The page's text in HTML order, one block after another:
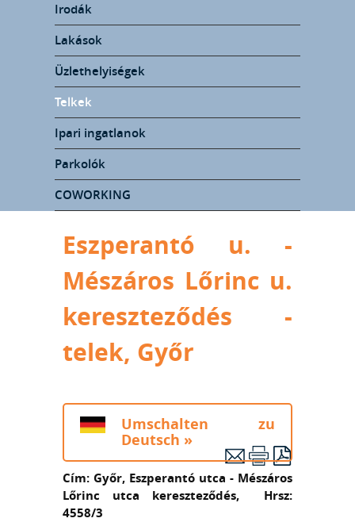
Irodák
Lakások
Üzlethelyiségek
Telkek
Ipari ingatlanok
Parkolók
COWORKING
Eszperantó u. -
Mészáros Lőrinc u.
kereszteződés -
telek, Győr
Cím: Győr, Eszperantó utca - Mészáros
Lőrinc utca kereszteződés, Hrsz:
4558/3